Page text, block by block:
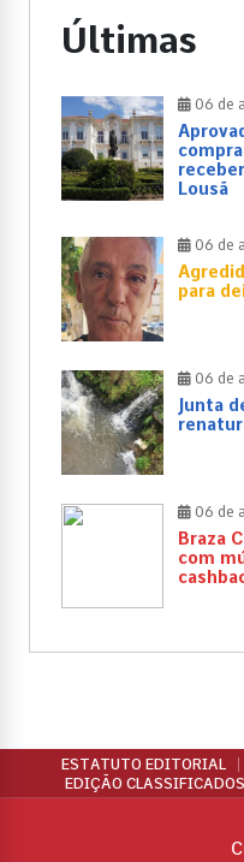
Últimas
06 de
Lousã
06 de
para
06 de
Junta
06 de
Braza
com
ESTATUTO EDITORIAL
EDIÇÃO CLASSIFICADOS